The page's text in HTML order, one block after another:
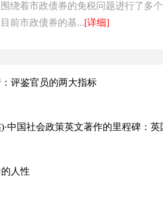
绕着市政债券的免税问题进行了多
前市政债券的基...[详细]
评鉴官员的两大指标
中国社会政策英文著作的里程碑：英
人性